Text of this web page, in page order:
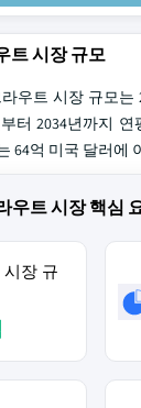
트 시장 규모
우트 시장 규모는
터 2034년까지 연
64억 미국 달러에
우트 시장 핵심
시장 규